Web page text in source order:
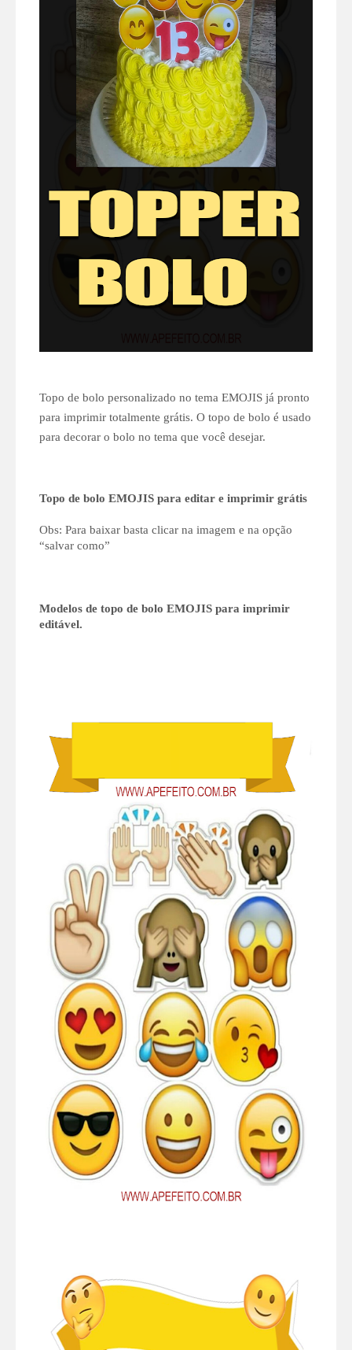
Topo de bolo personalizado no tema EMOJIS já pronto
para imprimir totalmente grátis. O topo de bolo é usado
para decorar o bolo no tema que você desejar.
Topo de bolo EMOJIS para editar e imprimir grátis
Obs: Para baixar basta clicar na imagem e na opção
“salvar como”
Modelos de topo de bolo EMOJIS para imprimir
editável.